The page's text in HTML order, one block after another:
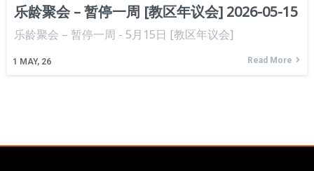
乐龄聚会 – 暂停一周 [教区年议会] 2026-05-15
1 MAY, 26
乐龄聚会 – 暂停一周 - 5月15日 [教区年议会]
Read More